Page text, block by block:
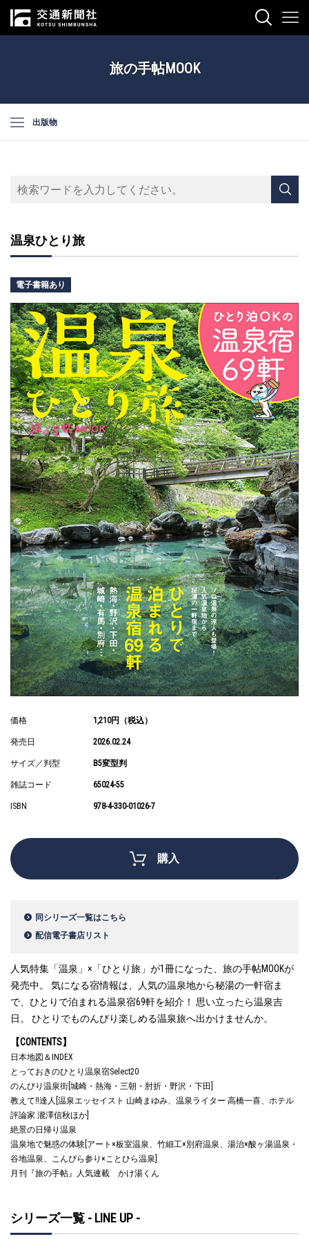
旅の手帖MOOK
出版物
温泉ひとり旅
電子書籍あり
価格 1,210円（税込）
発売日 2026.02.24
サイズ／判型 B5変型判
雑誌コード 65024-55
ISBN 978-4-330-01026-7
購入
同シリーズ一覧はこちら
配信電子書店リスト
人気特集「温泉」×「ひとり旅」が1冊になった、旅の手帖MOOKが
発売中。 気になる宿情報は、人気の温泉地から秘湯の一軒宿ま
で、ひとりで泊まれる温泉宿69軒を紹介！ 思い立ったら温泉吉
日。 ひとりでものんびり楽しめる温泉旅へ出かけませんか。
【CONTENTS】
日本地図＆INDEX
とっておきのひとり温泉宿Select20
のんびり温泉街[城崎・熱海・三朝・肘折・野沢・下田]
教えて‼達人[温泉エッセイスト 山崎まゆみ、温泉ライター 高橋一喜、ホテル
評論家 瀧澤信秋ほか]
絶景の日帰り温泉
温泉地で魅惑の体験[アート×板室温泉、竹細工×別府温泉、湯治×酸ヶ湯温泉・
谷地温泉、こんぴら参り×ことひら温泉]
月刊『旅の手帖』人気連載 かけ湯くん
シリーズ一覧 - LINE UP -